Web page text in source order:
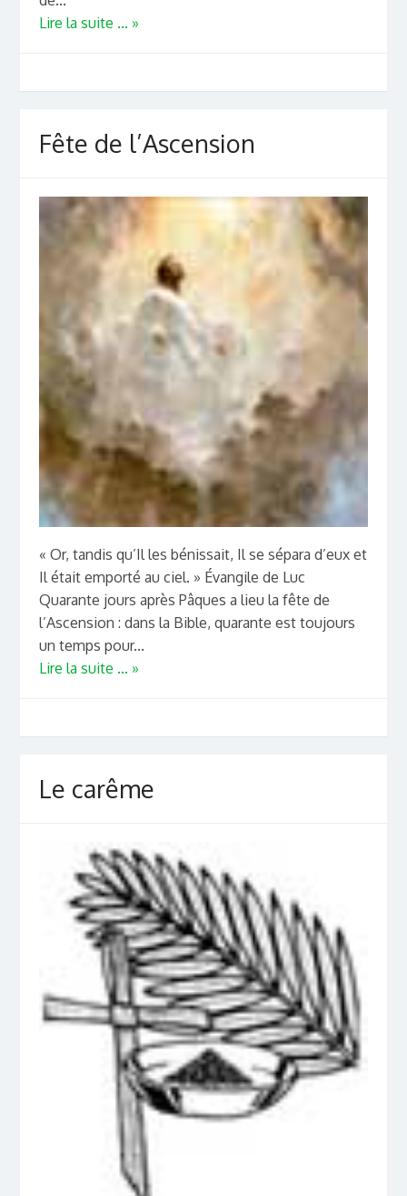
Lire la suite ... »
Fête de l’Ascension
« Or, tandis qu’Il les bénissait, Il se sépara d’eux et
Il était emporté au ciel. » Évangile de Luc
Quarante jours après Pâques a lieu la fête de
l’Ascension : dans la Bible, quarante est toujours
un temps pour...
Lire la suite ... »
Le carême